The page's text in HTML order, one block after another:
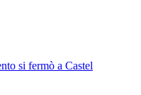
si fermò a Castel